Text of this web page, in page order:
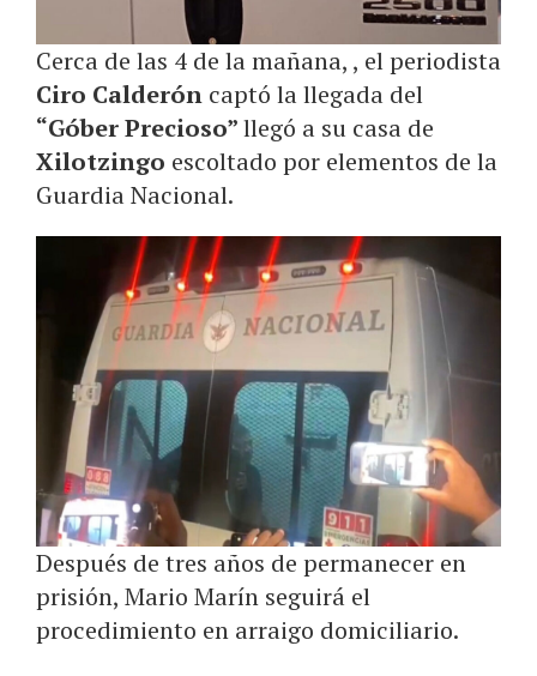
Cerca de las 4 de la mañana, , el periodista
Ciro Calderón captó la llegada del
“Góber Precioso”llegó a su casa de
Xilotzingo escoltado por elementos de la
Guardia Nacional.
Después de tres años de permanecer en
prisión, Mario Marín seguirá el
procedimiento en arraigo domiciliario.